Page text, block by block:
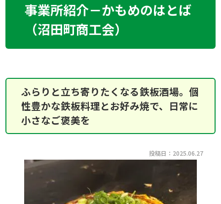
事業所紹介－かもめのはとば
（沼田町商工会）
ふらりと立ち寄りたくなる鉄板酒場。個
性豊かな鉄板料理とお好み焼で、日常に
小さなご褒美を
投稿日：2025.06.27